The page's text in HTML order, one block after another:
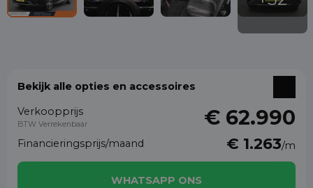
Bekijk alle opties en accessoires
Verkoopprijs
BTW Verrekenbaar € 62.990
Financieringsprijs/maand € 1.263/m
WHATSAPP ONS